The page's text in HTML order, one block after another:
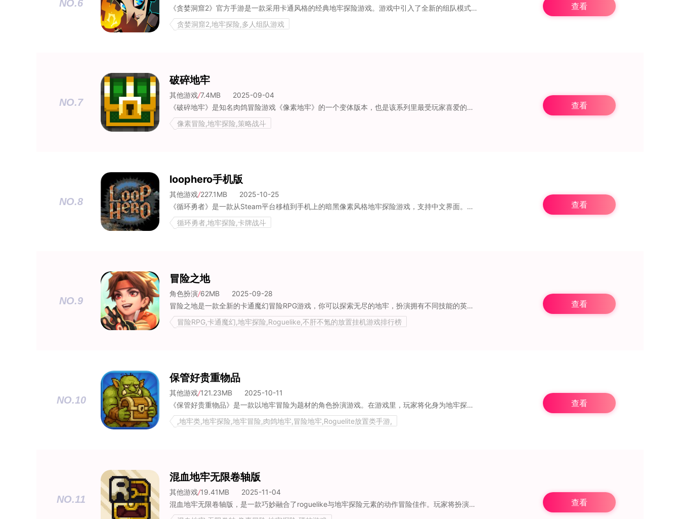
NO.6
《贪婪洞窟2》官方手游是一款采用卡通风格的经典地牢探险游戏。游戏中引入了全新的组队模式，以及工会和好友系统等功能，使你的探险旅程更加丰富多彩。这款游戏提供了三
贪婪洞窟2,地牢探险,多人组队游戏
查看
NO.7
破碎地牢
其他游戏/7.4MB
2025-09-04
《破碎地牢》是知名肉鸽冒险游戏《像素地牢》的一个变体版本，也是该系列里最受玩家喜爱的基础版本。不少《像素地牢》的mod版本，都是以它为原型进行改编创作的。这
像素冒险,地牢探险,策略战斗
查看
NO.8
loophero手机版
其他游戏/227.1MB
2025-10-25
《循环勇者》是一款从Steam平台移植到手机上的暗黑像素风格地牢探险游戏，支持中文界面。这款游戏融合了肉鸽、卡牌和冒险等多种玩法元素，让玩家能够以新颖的方式进行
循环勇者,地牢探险,卡牌战斗
查看
NO.9
冒险之地
角色扮演/62MB
2025-09-28
冒险之地是一款全新的卡通魔幻冒险RPG游戏，你可以探索无尽的地牢，扮演拥有不同技能的英雄。通过交友和招募等多种方式，你可以聚集更多的伙伴，与你一同探险。这款游戏
冒险RPG,卡通魔幻,地牢探险,Roguelike,不肝不氪的放置挂机游戏排行榜
查看
NO.10
保管好贵重物品
其他游戏/121.23MB
2025-10-11
《保管好贵重物品》是一款以地牢冒险为题材的角色扮演游戏。在游戏里，玩家将化身为地牢探险者，需在百层高塔中持续攀登，于每一层展开激烈厮杀，最终抵达终点，实现实力的
,地牢类,地牢探险,地牢冒险,肉鸽地牢,冒险地牢,Roguelite放置类手游,
查看
NO.11
混血地牢无限卷轴版
其他游戏/19.41MB
2025-11-04
混血地牢无限卷轴版，是一款巧妙融合了roguelike与地牢探险元素的动作冒险佳作。玩家将扮演混血英雄，在随机生成的地牢世界里，开启一场没有尽头的冒险之旅。这款
查看